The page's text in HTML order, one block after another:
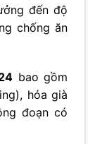
đến độ
chống ăn
bao gồm
hóa già
đoạn có